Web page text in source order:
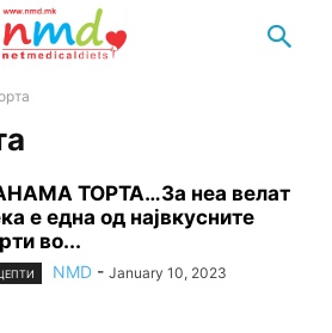
ТОРТА…За неа велат
е една од највкусните
во...
NMD - January 10, 2023